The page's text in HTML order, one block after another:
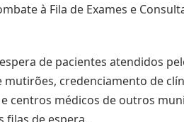
à Fila de Exames e
de pacientes atendidos
mutirões, credenciamento de
centros médicos de outros